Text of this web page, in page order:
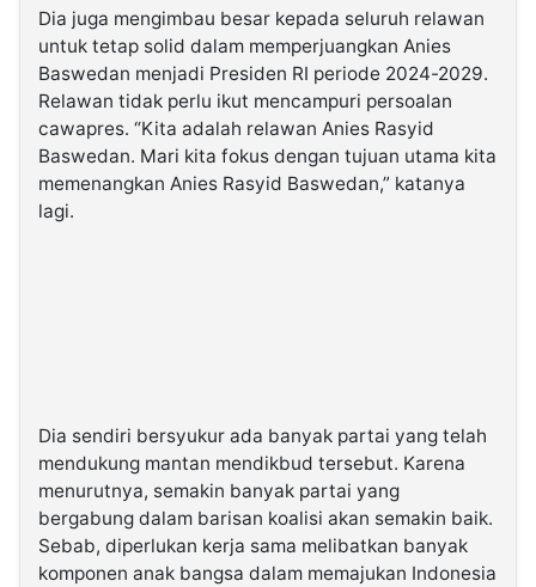
Dia juga mengimbau besar kepada seluruh relawan
untuk tetap solid dalam memperjuangkan Anies
Baswedan menjadi Presiden RI periode 2024-2029.
Relawan tidak perlu ikut mencampuri persoalan
cawapres. “Kita adalah relawan Anies Rasyid
Baswedan. Mari kita fokus dengan tujuan utama kita
memenangkan Anies Rasyid Baswedan,” katanya
lagi.
Dia sendiri bersyukur ada banyak partai yang telah
mendukung mantan mendikbud tersebut. Karena
menurutnya, semakin banyak partai yang
bergabung dalam barisan koalisi akan semakin baik.
Sebab, diperlukan kerja sama melibatkan banyak
komponen anak bangsa dalam memajukan Indonesia